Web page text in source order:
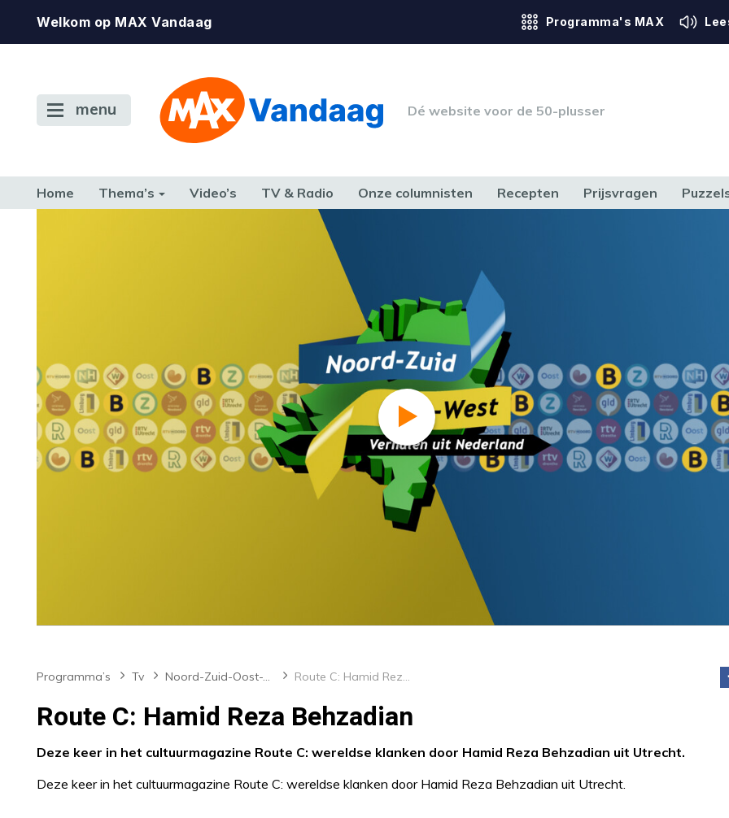
Welkom op MAX Vandaag Programma's MAX
menu Dé website voor de 50-plusser
Home Thema’s Video’s TV & Radio Onze columnisten Recepten Prijsvragen
GELD, WERK & RECHT
Programma’s Tv Noord-Zuid-Oost-West Route C: Hamid Reza Behzadian
Route C: Hamid Reza Behzadian
Deze keer in het cultuurmagazine Route C: wereldse klanken door Hamid Reza Behzadian uit Utrecht.
Deze keer in het cultuurmagazine Route C: wereldse klanken door Hamid Reza Behzadian uit Utrecht.